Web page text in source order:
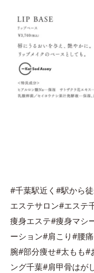
#千葉駅近く#駅から
エステサロン#エステ
痩身エステ#痩身マシ
ーション#肩こり#腰
腕#部分痩せ#太もも#
ング千葉#肩甲骨はが